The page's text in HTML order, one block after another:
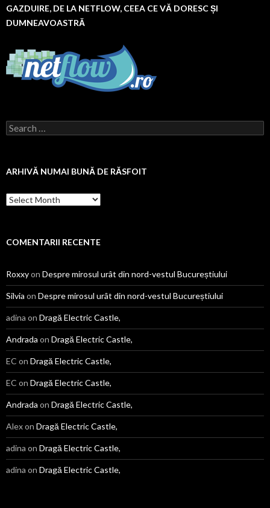
GAZDUIRE, DE LA NETFLOW, CEEA CE VĂ DORESC ȘI
DUMNEAVOASTRĂ
Search
for:
ARHIVĂ NUMAI BUNĂ DE RĂSFOIT
Arhivă
numai
răsfoit
COMENTARII RECENTE
Roxxyon Despre mirosul urât din nord-vestul Bucureștiului
Silvia on Despre mirosul urât din nord-vestul Bucureștiului
adina on Dragă Electric Castle,
Andrada on Dragă Electric Castle,
EC on Dragă Electric Castle,
EC on Dragă Electric Castle,
Andrada on Dragă Electric Castle,
Alexon Dragă Electric Castle,
adina on Dragă Electric Castle,
adina on Dragă Electric Castle,